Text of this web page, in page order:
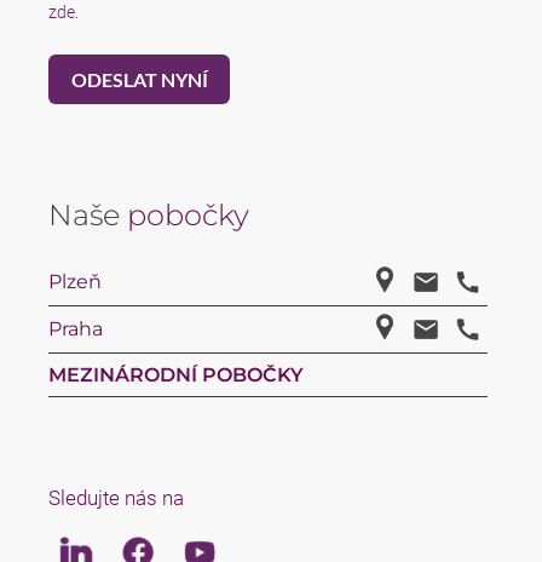
zde
Naše pobočky
Plzeň
Praha
MEZINÁRODNÍ POBOČKY
Sledujte nás na
LinkedinFacebookYoutube